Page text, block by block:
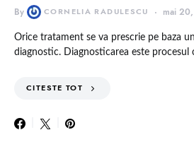
By CORNELIA RADULESCU mai
Orice tratament se va prescrie pe baza
diagnostic. Diagnosticarea este procesul
CITESTE TOT